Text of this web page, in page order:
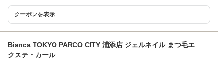
クーポンを表示
Bianca TOKYO PARCO CITY 浦添店 ジェルネイル まつ毛エ
クステ・カール